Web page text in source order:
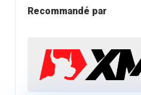
Recommandé par